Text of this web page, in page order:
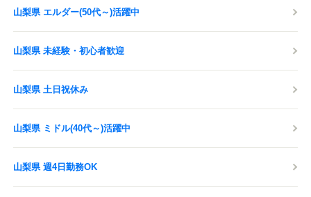
山梨県 エルダー(50代～)活躍中
山梨県 未経験・初心者歓迎
山梨県 土日祝休み
山梨県 ミドル(40代～)活躍中
山梨県 週4日勤務OK